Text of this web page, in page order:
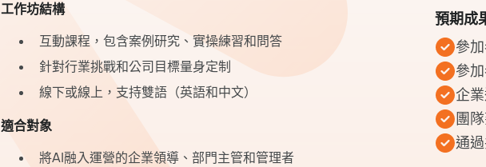
工作坊結構
互動課程，包含案例研究、實操練習和問答
針對行業挑戰和公司目標量身定制
線下或線上，支持雙語（英語和中文）
適合對象
將AI融入運營的企業領導、部門主管和管理者
預期成
參
參
企
團
通